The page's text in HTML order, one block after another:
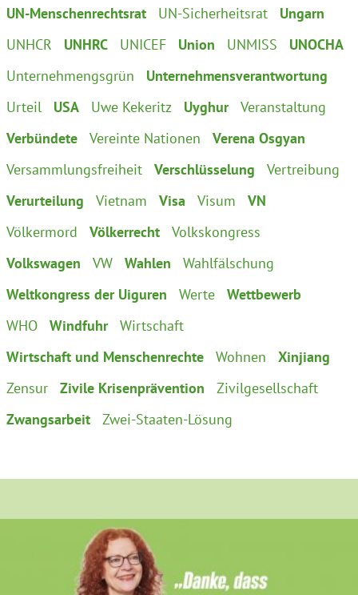
UN-Menschenrechtsrat
UN-Sicherheitsrat
Ungarn
UNHCR
UNHRC UNICEF Union UNMISS
UNOCHA
Unternehmengsgrün
Unternehmensverantwortung
Urteil
USA Uwe Kekeritz Uyghur
Veranstaltung
Verbündete
Vereinte Nationen
Verena Osgyan
Versammlungsfreiheit
Verschlüsselung
Vertreibung
Verurteilung
Vietnam Visa Visum
VN
Völkermord
Völkerrecht
Volkskongress
Volkswagen
VW Wahlen
Wahlfälschung
Weltkongress der Uiguren
Werte
Wettbewerb
WHO
Windfuhr
Wirtschaft
Wirtschaft und Menschenrechte
Wohnen
Xinjiang
Zensur
Zivile Krisenprävention
Zivilgesellschaft
Zwangsarbeit
Zwei-Staaten-Lösung